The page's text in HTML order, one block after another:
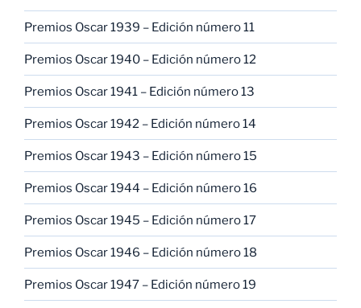
Premios Oscar 1939 – Edición número 11
Premios Oscar 1940 – Edición número 12
Premios Oscar 1941 – Edición número 13
Premios Oscar 1942 – Edición número 14
Premios Oscar 1943 – Edición número 15
Premios Oscar 1944 – Edición número 16
Premios Oscar 1945 – Edición número 17
Premios Oscar 1946 – Edición número 18
Premios Oscar 1947 – Edición número 19